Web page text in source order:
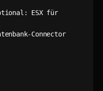
ESX für
Connector